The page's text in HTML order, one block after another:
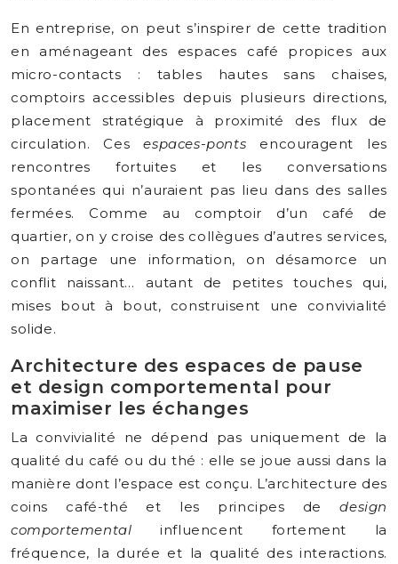
En entreprise, on peut s’inspirer de cette tradition
en aménageant des espaces café propices aux
micro-contacts : tables hautes sans chaises,
comptoirs accessibles depuis plusieurs directions,
placement stratégique à proximité des flux de
circulation. Cesespaces-ponts encouragent les
rencontres fortuites et les conversations
spontanées qui n’auraient pas lieu dans des salles
fermées. Comme au comptoir d’un café de
quartier, on y croise des collègues d’autres services,
on partage une information, on désamorce un
conflit naissant… autant de petites touches qui,
mises bout à bout, construisent une convivialité
solide.
Architecture des espaces de pause
et design comportemental pour
maximiser les échanges
La convivialité ne dépend pas uniquement de la
qualité du café ou du thé : elle se joue aussi dans la
manière dont l’espace est conçu. L’architecture des
coins café-thé et les principes dedesign
comportemental influencent fortement la
fréquence, la durée et la qualité des interactions.